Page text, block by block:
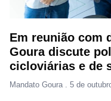
Em reunião com
Goura discute
cicloviárias e de
Mandato Goura 5 de